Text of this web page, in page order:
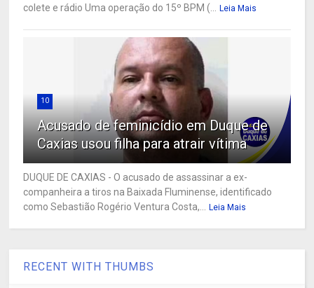
colete e rádio Uma operação do 15º BPM (... Leia Mais
10
Acusado de feminicídio em Duque de
Caxias usou filha para atrair vítima
DUQUE DE CAXIAS - O acusado de assassinar a ex-
companheira a tiros na Baixada Fluminense, identificado
como Sebastião Rogério Ventura Costa,... Leia Mais
RECENT WITH THUMBS